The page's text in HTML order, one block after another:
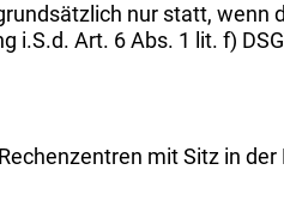
nur statt, wenn
Art. 6 Abs. 1 lit. f)
mit Sitz in